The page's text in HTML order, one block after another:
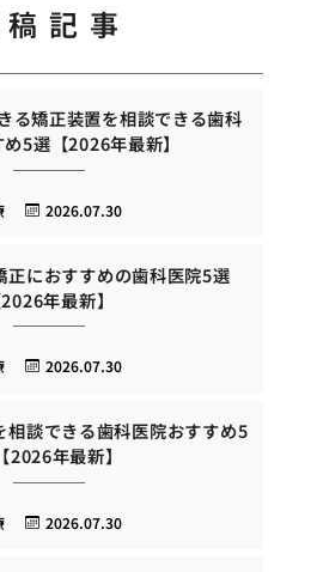
記事
る矯正装置を相談できる歯科
5選【2026年最新】
2026.07.30
正におすすめの歯科医院5選
2026年最新】
2026.07.30
相談できる歯科医院おすすめ5
2026年最新】
2026.07.30